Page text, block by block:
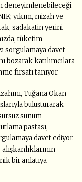
deneyimlenebileceği
yıkım, mizah ve
sadakatin yerini
tüketim
sorgulamaya davet
bozarak katılımcılara
fırsatı tanıyor.
Tuğana Okan
buluşturarak
sunum
pastası,
davet ediyor.
bir anlatıya